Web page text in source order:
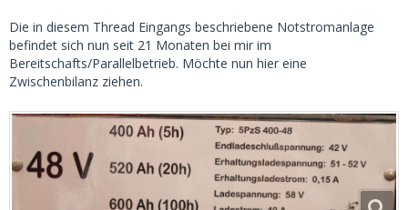
Die in diesem Thread Eingangs beschriebene Notstromanlage
befindet sich nun seit 21 Monaten bei mir im
Bereitschafts/Parallelbetrieb. Möchte nun hier eine
Zwischenbilanz ziehen.